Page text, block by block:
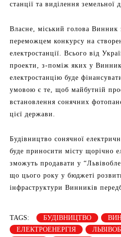
станції та виділення земельної
Власне, міський голова Винник
переможцем конкурсу на
електростанції. Всього від
проекти, з-поміж яких у
електростанцію буде
умовою є те, щоб майбутній
встановлення сонячних
цієї держави.
Будівництво сонячної
буде приносити місту щорічно
зможуть продавати у
що цього року у бюджеті
інфраструктури Винників
TAGS: БУДІВНИЦТВО
ЕЛЕКТРОЕНЕРГІЯ